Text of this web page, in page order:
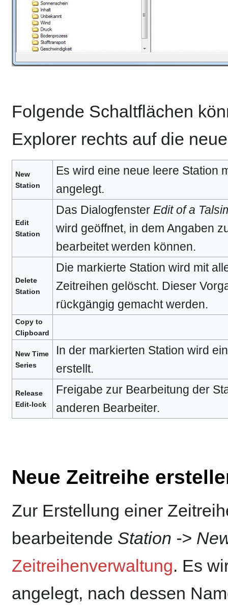
Folgende Schaltflächen
Explorer rechts auf die
New
Station
Es wird eine neue leere Station
angelegt.
Edit
Station
Das Dialogfenster Edit of a
wird geöffnet, in dem Angaben
bearbeitet werden können.
Delete
Station
Die markierte Station wird mit
Zeitreihen gelöscht. Dieser
rückgängig gemacht werden.
Copy to
Clipboard
New Time
Series
In der markierten Station wird
erstellt.
Release
Edit-lock
Freigabe zur Bearbeitung der
anderen Bearbeiter.
Neue Zeitreihe
Zur Erstellung einer
bearbeitende Station ->
Zeitreihenverwaltung. Es
angelegt, nach dessen